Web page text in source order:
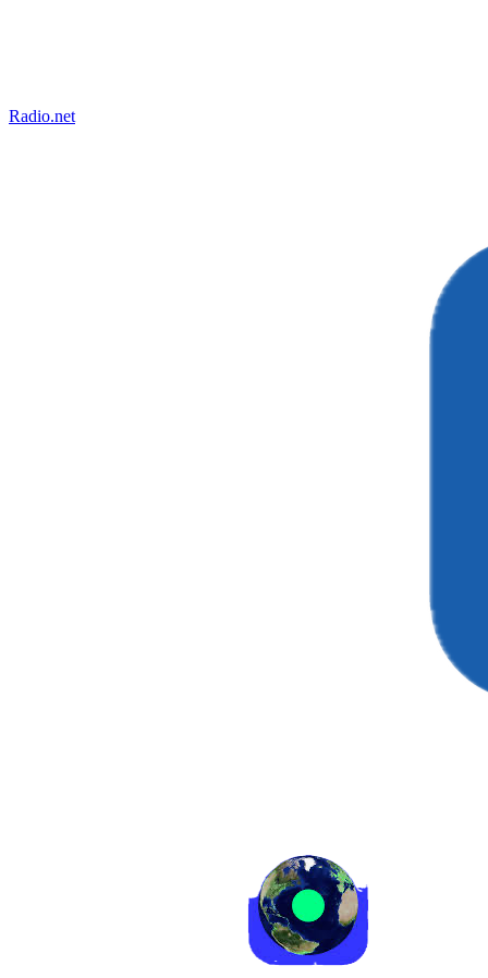
Radio.net